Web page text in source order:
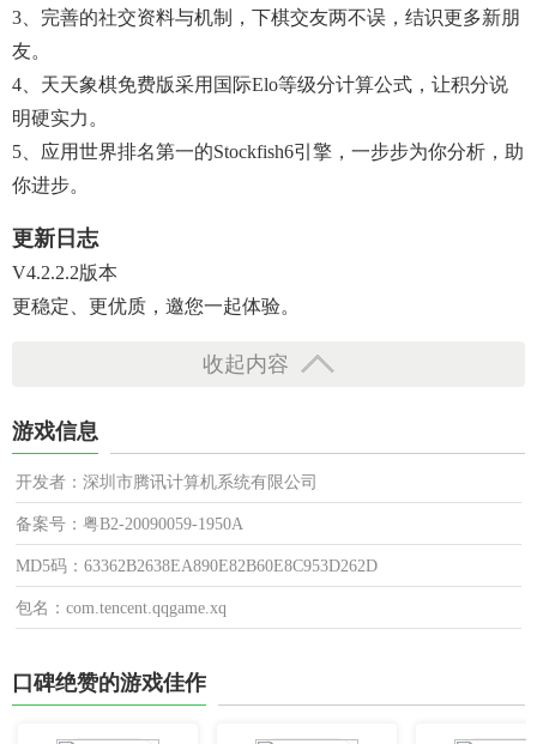
3、完善的社交资料与机制，下棋交友两不误，结识更多新朋
友。
4、天天象棋免费版采用国际elo等级分计算公式，让积分说
明硬实力。
5、应用世界排名第一的stockfish6引擎，一步步为你分析，助
你进步。
更新日志
V4.2.2.2版本
更稳定、更优质，邀您一起体验。
收起内容
游戏信息
开发者：深圳市腾讯计算机系统有限公司
备案号：粤B2-20090059-1950A
MD5码：63362B2638EA890E82B60E8C953D262D
包名：com.tencent.qqgame.xq
口碑绝赞的游戏佳作